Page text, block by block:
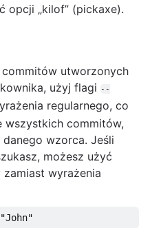
opcji „kilof” (pickaxe).
commitów utworzonych
użyj flagi --
regularnego, co
wszystkich commitów,
wzorca. Jeśli
możesz użyć
zamiast wyrażenia